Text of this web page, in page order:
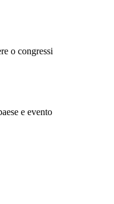
o congressi
e evento